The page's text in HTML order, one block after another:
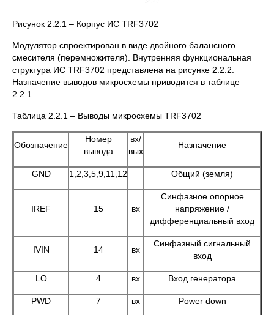
Рисунок 2.2.1 – Корпус ИС TRF3702
Модулятор спроектирован в виде двойного балансного
смесителя (перемножителя). Внутренняя функциональная
структура ИС TRF3702 представлена на рисунке 2.2.2.
Назначение выводов микросхемы приводится в таблице
2.2.1.
Таблица 2.2.1 – Выводы микросхемы TRF3702
Обозначение
Номер
вывода
вх/
вых
Назначение
GND 1,2,3,5,9,11,12 Общий (земля)
IREF 15 вх
Синфазное опорное
напряжение /
дифференциальный вход
IVIN 14 вх
Синфазный сигнальный
вход
LO 4 вх Вход генератора
PWD 7 вх Power down